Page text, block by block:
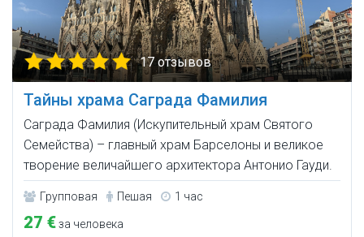
17 отзывов
Тайны храма Саграда Фамилия
Саграда Фамилия (Искупительный храм Святого
Семейства) – главный храм Барселоны и великое
творение величайшего архитектора Антонио Гауди.
Групповая Пешая 1 час
27 €за человека